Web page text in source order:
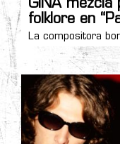
GINA mezcla
folklore en
La compositora